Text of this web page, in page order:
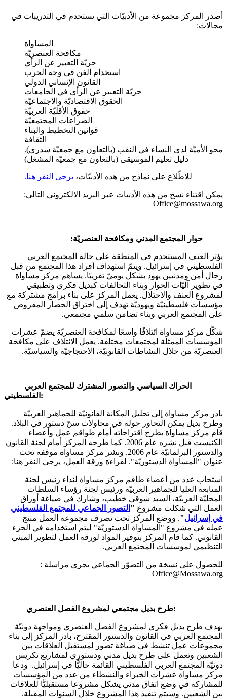
أصدر المركز مجموعة من الأدبيّات التي تستخدم في التدريبات في
مجالات:
المساواة
مكافحة العنصريّة
حريّة التعبير عن الرأي
استخدام الفن في وجه الحرب
القانون الإنساني الدولي
حريّة التعبير عن الرأي في الجامعات
الحقوق الاقتصاديّة والاجتماعيّة
حقوق الأقليّة العربيّة
الصراعات المجتمعيّة
قوانين التخطيط والبناء
الثقافة
محو الأميّة لدى النساء في النقب (بالتعاون مع جمعيّة سدري).
دليل تعليم الموسيقى (بالتعاون مع جمعيّة المشغل)
للاطّلاع على نماذج من هذه الأدبيّات، يرجى النقر هنا.
يمكن اقتناء نسخ من هذه الأدبيات عبر البريد الالكتروني التالي:
Office@mossawa.org
حوار المجتمع المدني ومكافحة العنصريّة:
يؤثر العنف المستخدم في المنطقة على حالة المجتمع العربي
الفلسطيني في إسرائيل. ويتمّ استهداف أفراد هذا المجتمع من قبل
رجال أمن ومدنيين يهود بشكل يوميّ تقريبًا. يساهم مركز مساواة
في تطوير آليّات الحوار وبناء التحالفات كبديل فكري وتطبيقي
لمشروع العنف والاحتلال. يعمل المركز على بناء برامج مشتركة مع
مؤسسات فلسطينيّة ويهوديّة تهدف إلى اختراق الحصار المفروض
على المجتمع العربي وبناء تضامن سلمي مجتمعي.
شكّل مركز مساواة ائتلافًا واسعًا لمكافحة العنصريّة يضمّ عشرات
المؤسسات الممثلة لمجتمعات مختلفة. يعمل الائتلاف على مكافحة
العنصريّة من خلال النشاطات القانونيّة، الاحتجاجيّة والسياسيّة.
الفلسطيني:
بادر مركز مساواة إلى تحليل المكانة القانونيّة للجماهير العربيّة
وطرح بديل يمكن التحاور حوله في محاولات سنّ دستور في البلاد.
قام مركز مساواة بطرح اقتراحاته أمام طواقم عمل وأعضاء
الكنيست قبل نشره عام 2006. كما طرحه المركز أمام لجنة القانون
والدستور البرلمانيّة عام 2006. ونشر مركز مساواة موقفه تحت
عنوان "المساواة الدستوريّة". لقراءة ورقة العمل، يرجى النقر هنا:
استجاب عدد من أعضاء طاقم مركز مساواة لنداء رئيس لجنة
المتابعة العليا للجماهير العربيّة ورئيس لجنة رؤساء السلطات
المحليّة العربيّة، السيد شوقي خطيب، وشارك في صياغة أوراق
العمل التي شكلت مشروع " التصور الجماعي للمجتمع الفلسطيني
في إسرائيل". ووضع المركز تحت تصرف مجموعة العمل منتج
عمله في مشروع "المساواة الدستوريّة" ليتم استخدامه في الجزء
القانوني. كما قام المركز بتوفير المواد لورقة العمل لتطوير المبني
التنظيمي لمؤسسات المجتمع العربي.
للحصول على نسخة من التصوّر الجماعي يجرى مراسلة :
Office@Mossawa.org
طرح بديل مجتمعي لمشروع الفصل العنصري:
بهدف طرح بديل فكري لمشروع الفصل العنصري ومواجهة دونيّة
المجتمع العربي في القانون والدستور المقترح، بادر المركز إلى بناء
مجموعات عمل تنشط في صياغة تصور لمستقبل العلاقات بين
الشعبين وتعمل على طرح بديل مدني ودستوري لمشاريع تكريس
دونيّة المجتمع العربي الفلسطيني القائمة حاليًّا في إسرائيل. ودعا
مركز مساواة عشرات الخبراء والنشطاء من عدد من المؤسسات
للمشاركة في وضع اتفاق مدني يشكل مشروعا مستقبليًّا للعلاقات
بين الشعبين. وسيتم تنفيذ هذا المشروع خلال السنوات المقبلة.